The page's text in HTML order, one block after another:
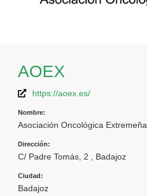
AOEX
https://aoex.es/
Nombre:
Asociación Oncológica Extremeña
Dirección:
C/ Padre Tomás, 2 , Badajoz
Ciudad:
Badajoz